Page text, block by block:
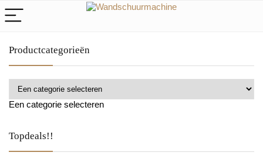
Productcategorieën
Een categorie selecteren
Topdeals!!